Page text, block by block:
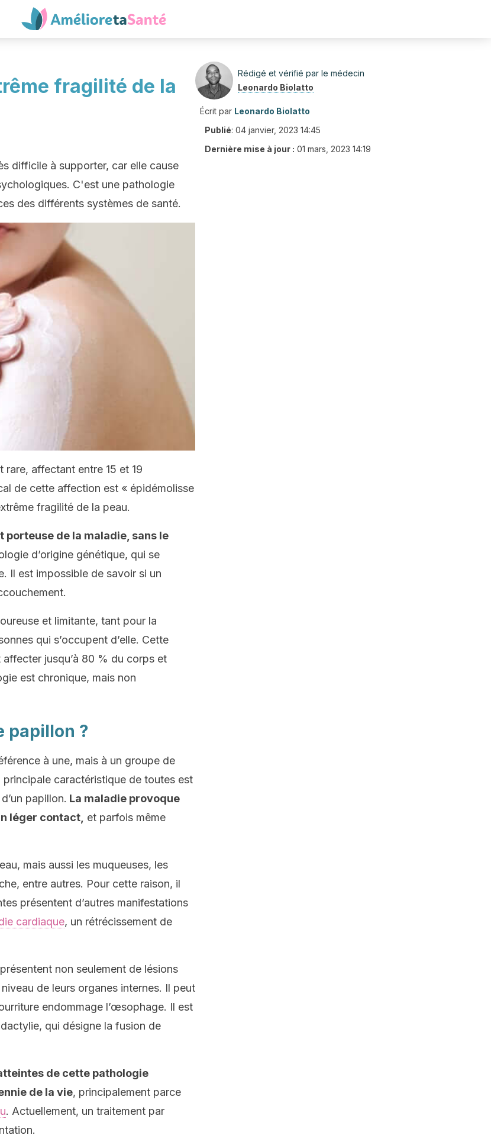
fragilité de la
difficile à supporter, car elle cause
C'est une pathologie
des différents systèmes de santé.
rare, affectant entre 15 et 19
de cette affection est « épidémolisse
fragilité de la peau.
porteuse de la maladie, sans le
d’origine génétique, qui se
Il est impossible de savoir si un
et limitante, tant pour la
qui s’occupent d’elle. Cette
jusqu’à 80 % du corps et
est chronique, mais non
papillon ?
à une, mais à un groupe de
principale caractéristique de toutes est
papillon. La maladie provoque
léger contact, et parfois même
mais aussi les muqueuses, les
entre autres. Pour cette raison, il
présentent d’autres manifestations
cardiaque, un rétrécissement de
non seulement de lésions
de leurs organes internes. Il peut
endommage l’œsophage. Il est
qui désigne la fusion de
de cette pathologie
de la vie, principalement parce
. Actuellement, un traitement par
Rédigé et vérifié par le médecin
Leonardo Biolatto
Écrit par Leonardo Biolatto
Publié: 04 janvier, 2023 14:45
Dernière mise à jour : 01 mars, 2023 14:19